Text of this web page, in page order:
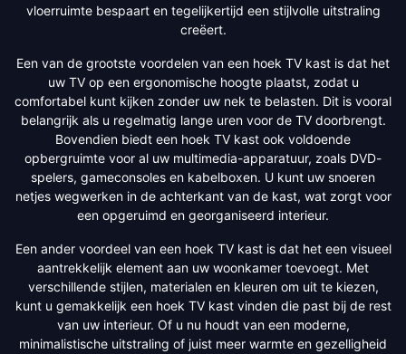
vloerruimte bespaart en tegelijkertijd een stijlvolle uitstraling
creëert.
Een van de grootste voordelen van een hoek TV kast is dat het
uw TV op een ergonomische hoogte plaatst, zodat u
comfortabel kunt kijken zonder uw nek te belasten. Dit is vooral
belangrijk als u regelmatig lange uren voor de TV doorbrengt.
Bovendien biedt een hoek TV kast ook voldoende
opbergruimte voor al uw multimedia-apparatuur, zoals DVD-
spelers, gameconsoles en kabelboxen. U kunt uw snoeren
netjes wegwerken in de achterkant van de kast, wat zorgt voor
een opgeruimd en georganiseerd interieur.
Een ander voordeel van een hoek TV kast is dat het een visueel
aantrekkelijk element aan uw woonkamer toevoegt. Met
verschillende stijlen, materialen en kleuren om uit te kiezen,
kunt u gemakkelijk een hoek TV kast vinden die past bij de rest
van uw interieur. Of u nu houdt van een moderne,
minimalistische uitstraling of juist meer warmte en gezelligheid